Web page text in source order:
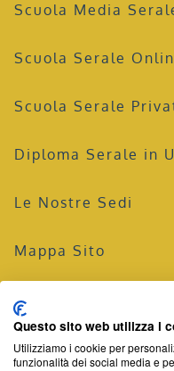
Scuola Media
Scuola Serale
Scuola Serale
Diploma Serale in
Le Nostre Sedi
Mappa Sito
Privacy Policy
©Powered byArea
Questo sito web utilizza i
Utilizziamo i cookie per
funzionalità dei social media e